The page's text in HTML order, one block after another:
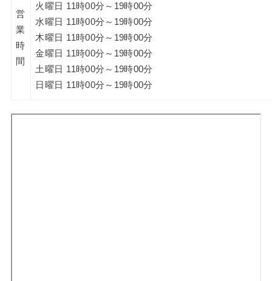
営
業
時
間
火曜日 11時00分～19時00分
水曜日 11時00分～19時00分
木曜日 11時00分～19時00分
金曜日 11時00分～19時00分
土曜日 11時00分～19時00分
日曜日 11時00分～19時00分